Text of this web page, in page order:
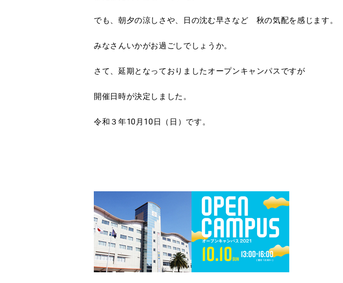
でも、朝夕の涼しさや、日の沈む早さなど 秋の気配を感じます。
みなさんいかがお過ごしでしょうか。
さて、延期となっておりましたオープンキャンパスですが
開催日時が決定しました。
令和３年10月10日（日）です。